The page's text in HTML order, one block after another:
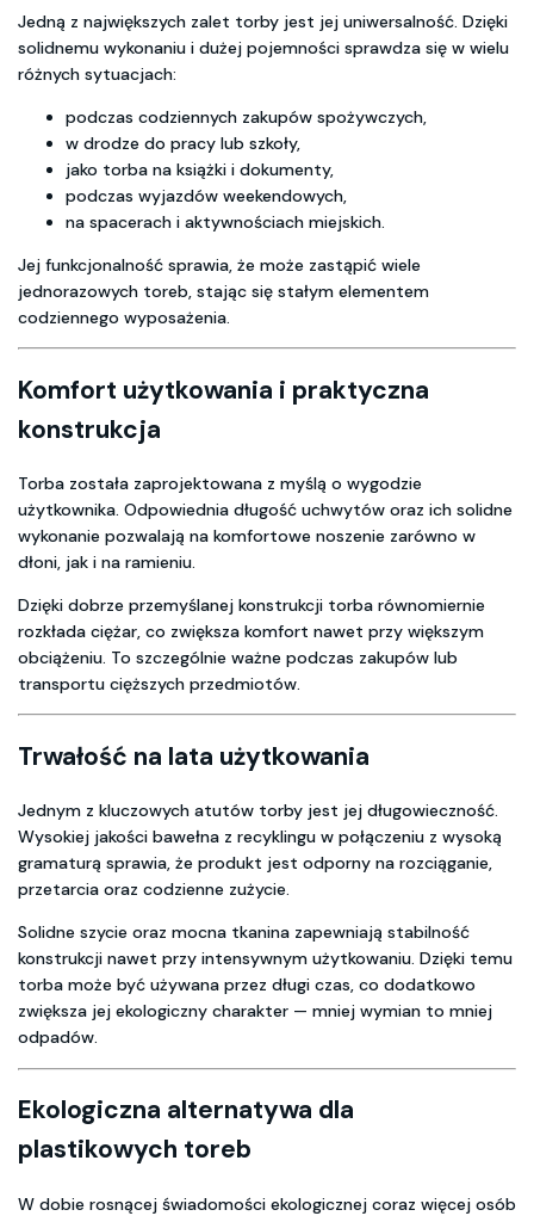
Jedną z największych zalet torby jest jej uniwersalność. Dzięki
solidnemu wykonaniu i dużej pojemności sprawdza się w wielu
różnych sytuacjach:
podczas codziennych zakupów spożywczych,
w drodze do pracy lub szkoły,
jako torba na książki i dokumenty,
podczas wyjazdów weekendowych,
na spacerach i aktywnościach miejskich.
Jej funkcjonalność sprawia, że może zastąpić wiele
jednorazowych toreb, stając się stałym elementem
codziennego wyposażenia.
Komfort użytkowania i praktyczna
konstrukcja
Torba została zaprojektowana z myślą o wygodzie
użytkownika. Odpowiednia długość uchwytów oraz ich solidne
wykonanie pozwalają na komfortowe noszenie zarówno w
dłoni, jak i na ramieniu.
Dzięki dobrze przemyślanej konstrukcji torba równomiernie
rozkłada ciężar, co zwiększa komfort nawet przy większym
obciążeniu. To szczególnie ważne podczas zakupów lub
transportu cięższych przedmiotów.
Trwałość na lata użytkowania
Jednym z kluczowych atutów torby jest jej długowieczność.
Wysokiej jakości bawełna z recyklingu w połączeniu z wysoką
gramaturą sprawia, że produkt jest odporny na rozciąganie,
przetarcia oraz codzienne zużycie.
Solidne szycie oraz mocna tkanina zapewniają stabilność
konstrukcji nawet przy intensywnym użytkowaniu. Dzięki temu
torba może być używana przez długi czas, co dodatkowo
zwiększa jej ekologiczny charakter — mniej wymian to mniej
odpadów.
Ekologiczna alternatywa dla
plastikowych toreb
W dobie rosnącej świadomości ekologicznej coraz więcej osób